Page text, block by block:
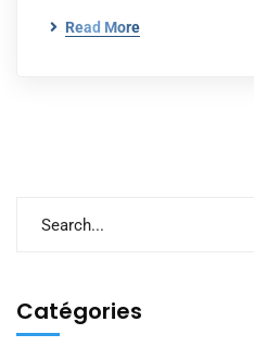
Read More
Catégories